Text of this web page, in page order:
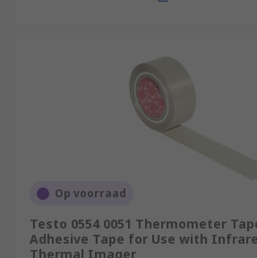
Op voorraad
Testo 0554 0051 Thermometer
Adhesive Tape for Use with
Thermal Imager